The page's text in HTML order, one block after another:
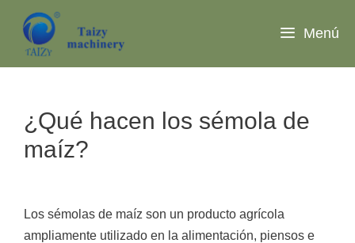
contenido
Menú
¿Qué hacen los sémola de
maíz?
Los sémolas de maíz son un producto agrícola
ampliamente utilizado en la alimentación, piensos e